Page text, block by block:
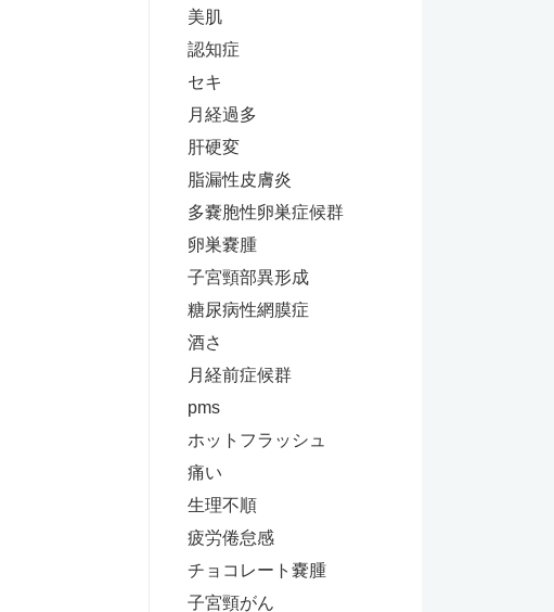
美肌
認知症
セキ
月経過多
肝硬変
脂漏性皮膚炎
多嚢胞性卵巣症候群
卵巣嚢腫
子宮頸部異形成
糖尿病性網膜症
酒さ
月経前症候群
pms
ホットフラッシュ
痛い
生理不順
疲労倦怠感
チョコレート嚢腫
子宮頸がん